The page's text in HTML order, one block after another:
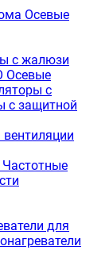
Осевые
с жалюзи
Осевые
с
с защитной
Частотные
для